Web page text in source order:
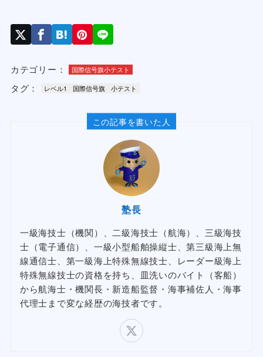
カテゴリー： 国際信号旗小テスト
タグ： レベル1 国際信号旗 小テスト
この記事を書いた人
塾長
一級海技士（機関）、二級海技士（航海）、三級海技
士（電子通信）、一級小型船舶操縦士、第三級海上無
線通信士、第一級海上特殊無線技士、レーダー級海上
特殊無線技士の資格を持ち、皿洗いのバイト（客船）
から航海士・機関長・新造船監督・海事補佐人・海事
代理士まで変な経歴の海技者です。